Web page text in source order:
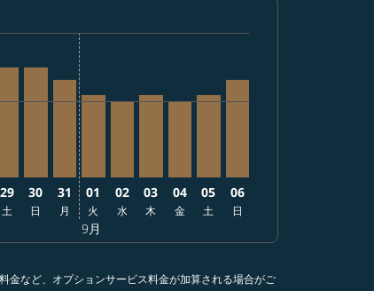
地 73,110円
出発地 75,410円
09/15: 出発地 85,910円
09/21: 出発地 75,410円
– 2026/09/13: 出発地 80,710円
08/26 – 2026/09/08: 出発地 80,710円
2026/08/27 – 2026/09/07: 出発地 75,410円
2026/08/28 – 2026/09/18: 出発地 98,700円
KIX–TPE, 2026/08/29 – 2026/09/16: 出発地 93,010円
29
土
KIX–TPE, 2026/08/30 – 2026/09/10: 出発地 93,010円
30
日
KIX–TPE, 2026/08/31 – 2026/09/13: 出発地
31
月
01
火
9月
02
水
03
木
04
金
05
土
06
日
金など、オプションサービス料金が加算される場合がご